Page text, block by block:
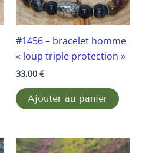
#1456 – bracelet homme
« loup triple protection »
33,00 €
Ajouter au panier